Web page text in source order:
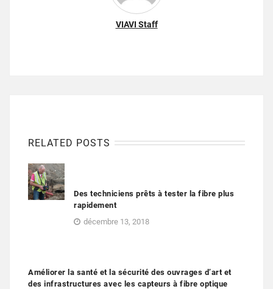
VIAVI Staff
RELATED POSTS
Des techniciens prêts à tester la fibre plus
rapidement
décembre 13, 2018
Améliorer la santé et la sécurité des ouvrages d’art et
des infrastructures avec les capteurs à fibre optique